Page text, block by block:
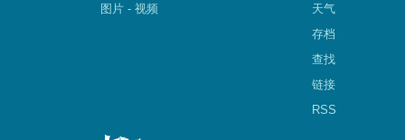
图片 - 视频
天气
存档
查找
链接
RSS